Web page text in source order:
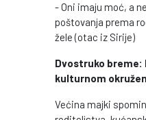
- Oni imaju moć, a
poštovanja prema
žele (otac iz Sirije)
Dvostruko
kulturnom
Većina majki